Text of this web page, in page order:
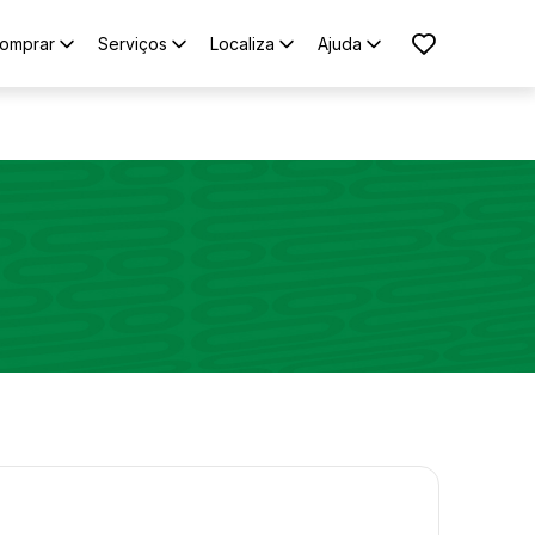
Serviços Localiza Ajuda